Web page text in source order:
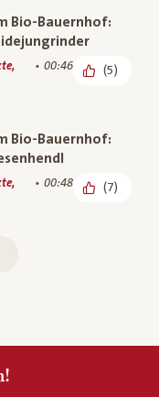
Bio-Bauernhof:
00:46 (5)
Bio-Bauernhof:
00:48 (7)